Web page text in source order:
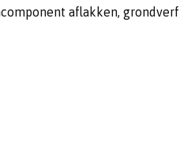
aflakken, grondverf